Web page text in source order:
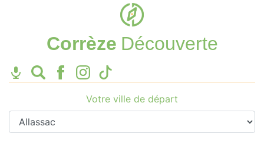
Corrèze Découverte
Votre ville de départ